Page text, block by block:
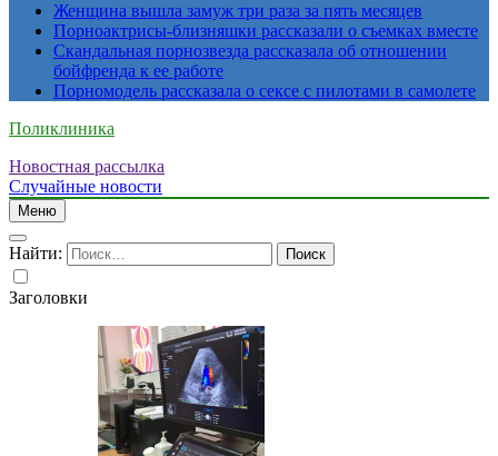
Женщина вышла замуж три раза за пять месяцев
Порноактрисы-близняшки рассказали о съемках вместе
Скандальная порнозвезда рассказала об отношении
бойфренда к ее работе
Порномодель рассказала о сексе с пилотами в самолете
Поликлиника
Новостная рассылка
Случайные новости
Меню
Найти:
Заголовки